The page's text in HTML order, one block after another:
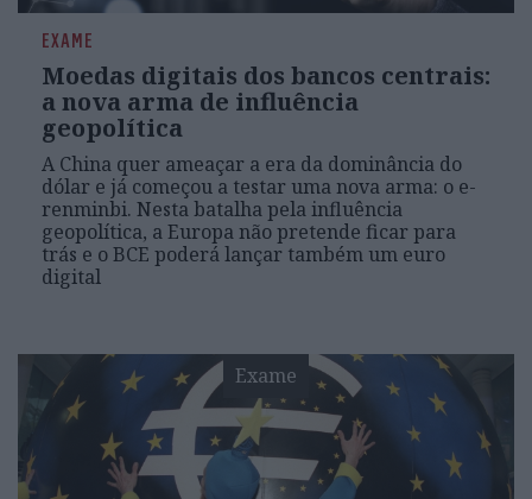
EXAME
Moedas digitais dos bancos centrais:
a nova arma de influência
geopolítica
A China quer ameaçar a era da dominância do
dólar e já começou a testar uma nova arma: o e-
renminbi. Nesta batalha pela influência
geopolítica, a Europa não pretende ficar para
trás e o BCE poderá lançar também um euro
digital
Exame